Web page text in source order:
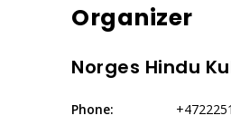
Organizer
Norges Hindu
Phone: